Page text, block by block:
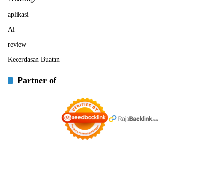
aplikasi
Ai
review
Kecerdasan Buatan
Partner of